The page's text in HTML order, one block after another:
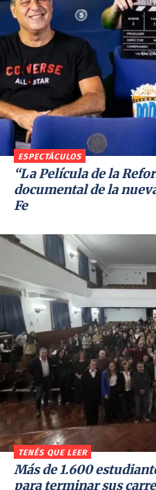
ESPECTÁCULOS
“La Película de la
documental de la
Fe
TENÉS QUE LEER
Más de 1.600
para terminar sus